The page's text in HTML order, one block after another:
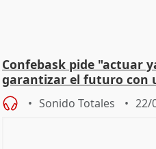
Confebask pide "actuar
garantizar el futuro con
Sonido Totales 22/